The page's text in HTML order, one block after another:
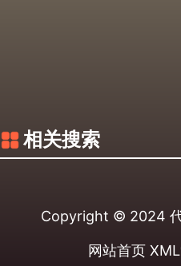
相关搜索
Copyright © 2024
网站首页 XML